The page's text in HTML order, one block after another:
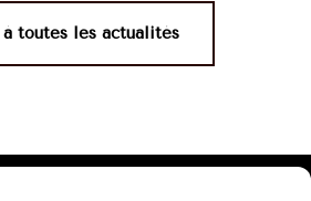
à toutes les actualités